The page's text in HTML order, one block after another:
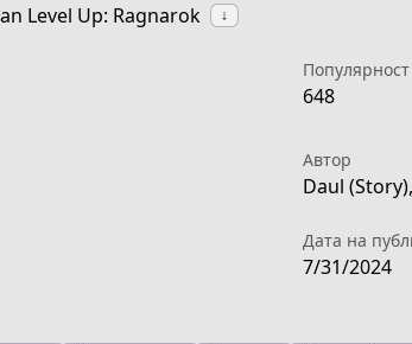
Level Up: Ragnarok ↓
Популярност
648
Автор
Daul
Дата на
7/31/2024